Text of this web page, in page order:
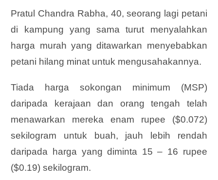
Pratul Chandra Rabha, 40, seorang lagi petani
di kampung yang sama turut menyalahkan
harga murah yang ditawarkan menyebabkan
petani hilang minat untuk mengusahakannya.
Tiada harga sokongan minimum (MSP)
daripada kerajaan dan orang tengah telah
menawarkan mereka enam rupee ($0.072)
sekilogram untuk buah, jauh lebih rendah
daripada harga yang diminta 15 – 16 rupee
($0.19) sekilogram.